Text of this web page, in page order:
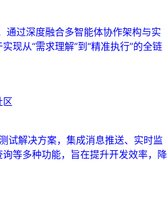
通过深度融合多智能体协作架构与实
现从“需求理解”到“精准执行”的全链
区
试解决方案，集成消息推送、实时监
等多种功能，旨在提升开发效率，降